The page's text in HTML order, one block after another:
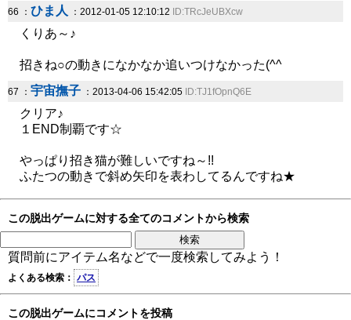
66 ： ひま人 ：2012-01-05 12:10:12 ID:TRcJeUBXcw
くりあ～♪
招きね○の動きになかなか追いつけなかった(^^ゞ
67 ： 宇宙撫子 ：2013-04-06 15:42:05 ID:TJ1fOpnQ6E
クリア♪
１END制覇です☆
やっぱり招き猫が難しいですね～!!
ふたつの動きで斜め矢印を表わしてるんですね★
この脱出ゲームに対する全てのコメントから検索
質問前にアイテム名などで一度検索してみよう！
よくある検索： パス
この脱出ゲームにコメントを投稿